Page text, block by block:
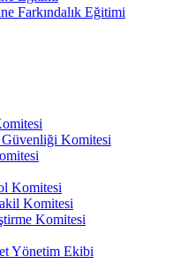
Farkındalık Eğitimi
Güvenliği Komitesi
Komitesi
Komitesi
Komitesi
Yönetim Ekibi